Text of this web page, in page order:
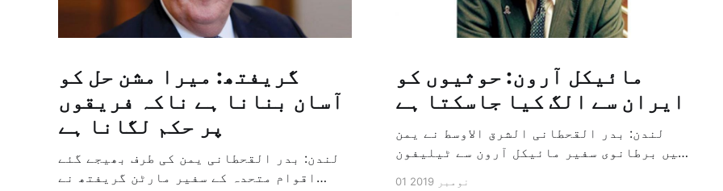
گریفتھ: میرا مشن حل کو
آسان بنانا ہے ناکہ فریقوں
پر حکم لگانا ہے
لندن: بدر القحطانی یمن کی طرف بھیجے گئے
اقوام متحدہ کے سفیر مارٹن گریفتھ نے
مائیکل آرون: حوثیوں کو
ایران سے الگ کیا جاسکتا ہے
لندن: بدر القحطانی الشرق الاوسط نے یمن
میں برطانوی سفیر مائیکل آرون سے ٹیلیفون
01 نومبر 2019